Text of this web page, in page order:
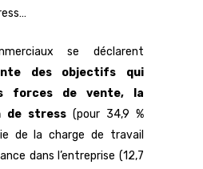
se déclarent
des objectifs qui
forces de vente, la
de stress (pour 34,9 %
de la charge de travail
dans l’entreprise (12,7